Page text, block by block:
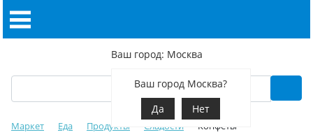
Ваш город: Москва
Ваш город Москва?
Да
Нет
Маркет Еда Продукты Сладости Конфеты